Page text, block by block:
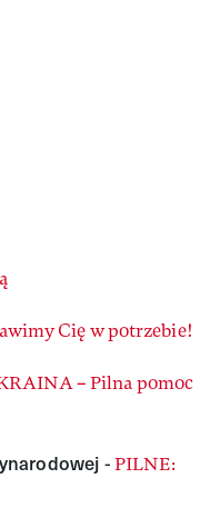
Cię w potrzebie!
– Pilna pomoc
-PILNE: